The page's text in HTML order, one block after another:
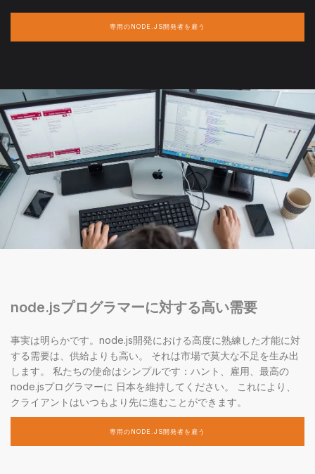
専用のNODE.JS開発者を雇う
node.jsプログラマーに対する高い需要
事実は明らかです。node.js開発における高度に熟練した才能に対
する需要は、供給よりも高い。 それは市場で莫大な不足を生み出
します。 私たちの使命はシンプルです：ハント、雇用、最高の
node.jsプログラマーに 日本を維持してください。 これにより、
クライアントはいつもより先に進むことができます。
専用のNODE.JS開発者を雇う